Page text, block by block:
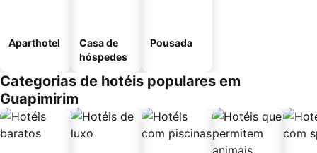
Aparthotel
Casa de
hóspedes
Pousada
Categorias de hotéis populares em
Guapimirim